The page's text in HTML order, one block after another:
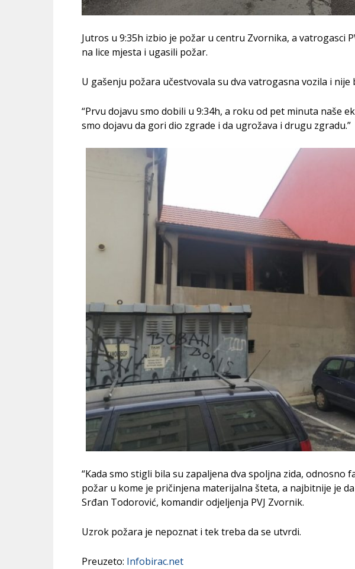
Jutros u 9:35h izbio je požar u centru Zvornika, a vatrogasci
na lice mjesta i ugasili požar.
U gašenju požara učestvovala su dva vatrogasna vozila i nije
“Prvu dojavu smo dobili u 9:34h, a roku od pet minuta naše
smo dojavu da gori dio zgrade i da ugrožava i drugu zgradu.”
“Kada smo stigli bila su zapaljena dva spoljna zida, odnosno
požar u kome je pričinjena materijalna šteta, a najbitnije je
Srđan Todorović, komandir odjeljenja PVJ Zvornik.
Uzrok požara je nepoznat i tek treba da se utvrdi.
Preuzeto: Infobirac.net